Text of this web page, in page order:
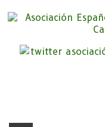
Pacientes
Somos la Asociación
cuello «APC», una